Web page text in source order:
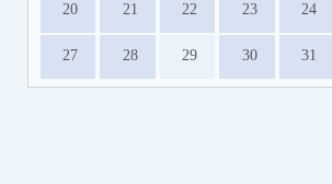
20 21 22 23 24
27 28 29 30 31